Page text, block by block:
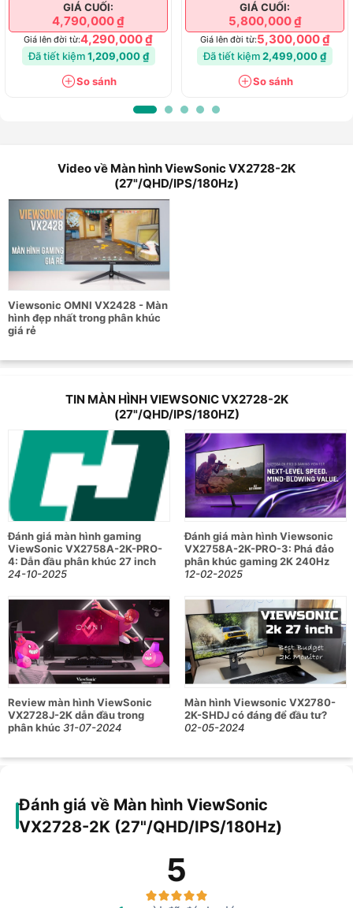
GIÁ CUỐI:
4,790,000 ₫
Giá lên đời từ:4,290,000 ₫
Đã tiết kiệm1,209,000 ₫
So sánh
GIÁ CUỐI:
5,800,000 ₫
Giá lên đời từ:5,300,000 ₫
Đã tiết kiệm2,499,000 ₫
So sánh
Video về Màn hình ViewSonic VX2728-2K
(27"/QHD/IPS/180Hz)
Viewsonic OMNI VX2428 - Màn
hình đẹp nhất trong phân khúc
giá rẻ
TIN MÀN HÌNH VIEWSONIC VX2728-2K
(27"/QHD/IPS/180HZ)
Đánh giá màn hình gaming
ViewSonic VX2758A-2K-PRO-
4: Dẫn đầu phân khúc 27 inch
24-10-2025
Đánh giá màn hình Viewsonic
VX2758A-2K-PRO-3: Phá đảo
phân khúc gaming 2K 240Hz
12-02-2025
Review màn hình ViewSonic
VX2728J-2K dẫn đầu trong
phân khúc 31-07-2024
Màn hình Viewsonic VX2780-
2K-SHDJ có đáng để đầu tư?
02-05-2024
Đánh giá về Màn hình ViewSonic
VX2728-2K (27"/QHD/IPS/180Hz)
5